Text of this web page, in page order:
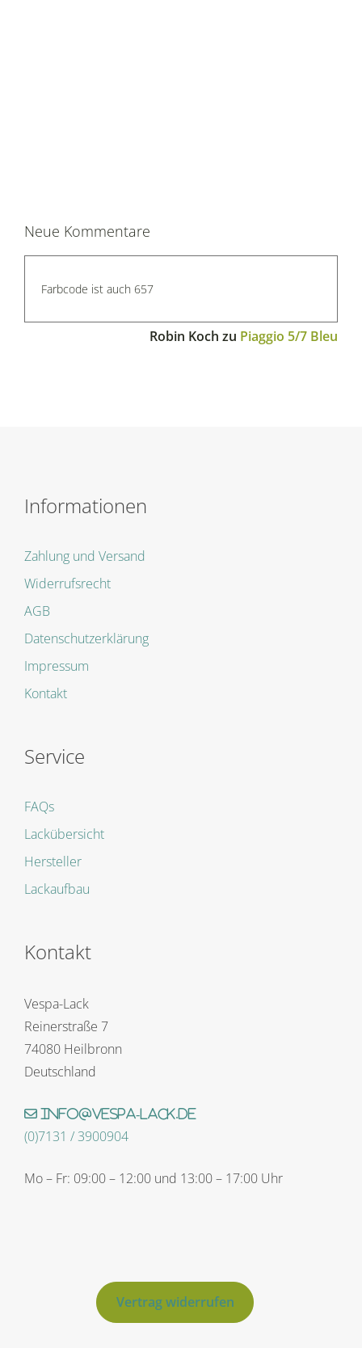
Neue Kommentare
Farbcode ist auch 657
Robin Koch zu Piaggio 5/7 Bleu
Informationen
Zahlung und Versand
Widerrufsrecht
AGB
Datenschutzerklärung
Impressum
Kontakt
Service
FAQs
Lackübersicht
Hersteller
Lackaufbau
Kontakt
Vespa-Lack
Reinerstraße 7
74080 Heilbronn
Deutschland
info@vespa-lack.de
(0)7131 / 3900904
Mo – Fr: 09:00 – 12:00 und 13:00 – 17:00 Uhr
Vertrag widerrufen